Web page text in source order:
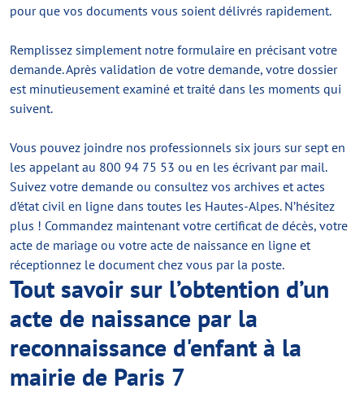
pour que vos documents vous soient délivrés rapidement.
Remplissez simplement notre formulaire en précisant votre
demande. Après validation de votre demande, votre dossier
est minutieusement examiné et traité dans les moments qui
suivent.
Vous pouvez joindre nos professionnels six jours sur sept en
les appelant au 800 94 75 53 ou en les écrivant par mail.
Suivez votre demande ou consultez vos archives et actes
d’état civil en ligne dans toutes les Hautes-Alpes. N’hésitez
plus ! Commandez maintenant votre certificat de décès, votre
acte de mariage ou votre acte de naissance en ligne et
réceptionnez le document chez vous par la poste.
Tout savoir sur l’obtention d’un
acte de naissance par la
reconnaissance d'enfant à la
mairie de Paris 7